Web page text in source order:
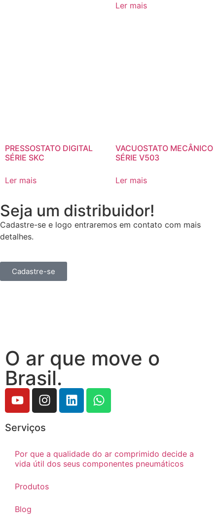
Ler mais
PRESSOSTATO DIGITAL
SÉRIE SKC
Ler mais
VACUOSTATO MECÂNICO
SÉRIE V503
Ler mais
Seja um distribuidor!
Cadastre-se e logo entraremos em contato com mais
detalhes.
Cadastre-se
O ar que move o
Brasil.
Serviços
Por que a qualidade do ar comprimido decide a
vida útil dos seus componentes pneumáticos
Produtos
Blog